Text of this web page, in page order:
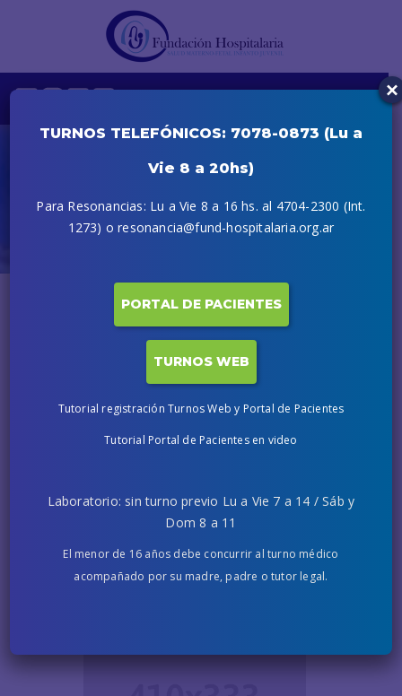
García Lombardi Mercedes
TURNOS TELEFÓNICOS: 7078-0873 (Lu a
Vie 8 a 20hs)
Para Resonancias: Lu a Vie 8 a 16 hs. al 4704-2300 (Int.
1273) o resonancia@fund-hospitalaria.org.ar
PORTAL DE PACIENTES
TURNOS WEB
Tutorial registración Turnos Web y Portal de Pacientes
Tutorial Portal de Pacientes en video
Laboratorio: sin turno previo Lu a Vie 7 a 14 / Sáb y
Dom 8 a 11
El menor de 16 años debe concurrir al turno médico
acompañado por su madre, padre o tutor legal.
×